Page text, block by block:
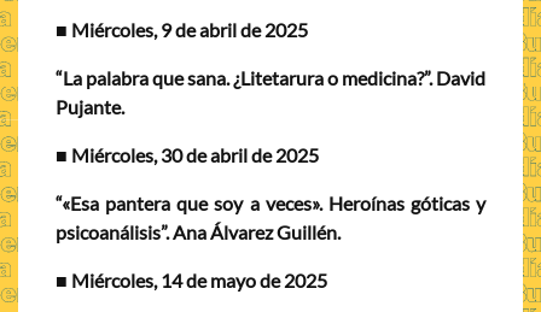
■ Miércoles, 9 de abril de 2025
“La palabra que sana. ¿Litetarura o medicina?”. David
Pujante.
■ Miércoles, 30 de abril de 2025
“«Esa pantera que soy a veces». Heroínas góticas y
psicoanálisis”. Ana Álvarez Guillén.
■ Miércoles, 14 de mayo de 2025